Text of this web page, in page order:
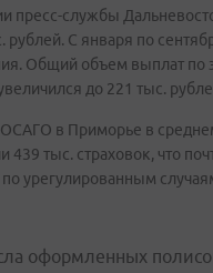
пресс-службы
рублей. С января по
Общий объем выплат по
до 221 тыс.
в Приморье в
439 тыс. страховок, что
урегулированным
оформленных